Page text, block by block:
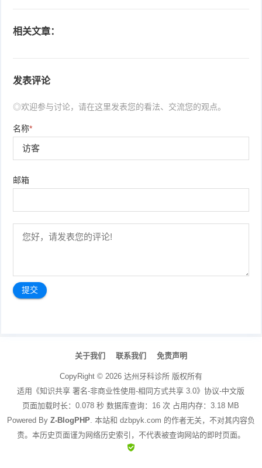
相关文章：
发表评论
◎欢迎参与讨论，请在这里发表您的看法、交流您的观点。
名称*
邮箱
关于我们 联系我们 免责声明
CopyRight © 2026 达州牙科诊所版权所有
适用《知识共享 署名-非商业性使用-相同方式共享 3.0》协议-中文版
页面加载时长：0.078 秒 数据库查询：16 次 占用内存：3.18 MB
Powered By Z-BlogPHP. 本站和 dzbpyk.com 的作者无关，不对其内容负
责。本历史页面谨为网络历史索引，不代表被查询网站的即时页面。